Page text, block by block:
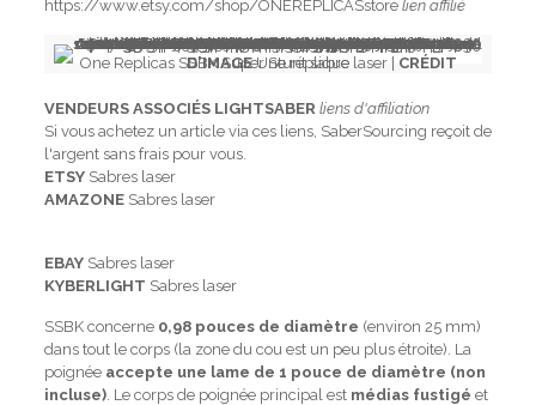
https://www.etsy.com/shop/ONEREPLICASstore lien affilié
One Replicas SSBK Super Stunt sabre laser |
CRÉDIT D'IMAGEUne réplique
VENDEURS ASSOCIÉS LIGHTSABER liens d'affiliation
Si vous achetez un article via ces liens, SaberSourcing reçoit de
l'argent sans frais pour vous.
ETSYSabres laser
AMAZONESabres laser
EBAYSabres laser
KYBERLIGHT Sabres laser
SSBK concerne 0,98 pouces de diamètre (environ 25 mm)
dans tout le corps (la zone du cou est un peu plus étroite). La
poignée accepte une lame de 1 pouce de diamètre (non
incluse). Le corps de poignée principal estmédias fustigé et